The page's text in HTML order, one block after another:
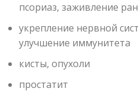
псориаз, заживление
укрепление нервной
улучшение иммунитета
кисты, опухоли
простатит